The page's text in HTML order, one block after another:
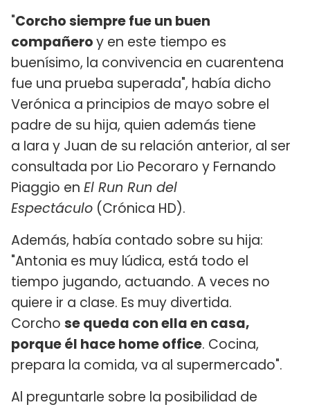
"Corcho siempre fue un buen
compañeroy en este tiempo es
buenísimo, la convivencia en cuarentena
fue una prueba superada", había dicho
Verónica a principios de mayo sobre el
padre de su hija, quien además tiene
a Iara y Juan de su relación anterior, al ser
consultada por Lio Pecoraro y Fernando
Piaggio en El Run Run del
Espectáculo (Crónica HD).
Además, había contado sobre su hija:
"Antonia es muy lúdica, está todo el
tiempo jugando, actuando. A veces no
quiere ir a clase. Es muy divertida.
Corcho se queda con ella en casa,
porque él hace home office. Cocina,
prepara la comida, va al supermercado".
Al preguntarle sobre la posibilidad de